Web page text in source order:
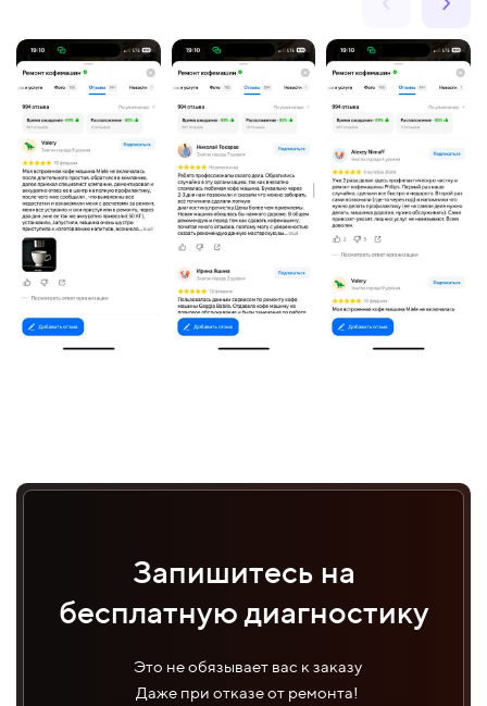
Запишитесь на
бесплатную диагностику
Это не обязывает вас к заказу
Даже при отказе от ремонта!